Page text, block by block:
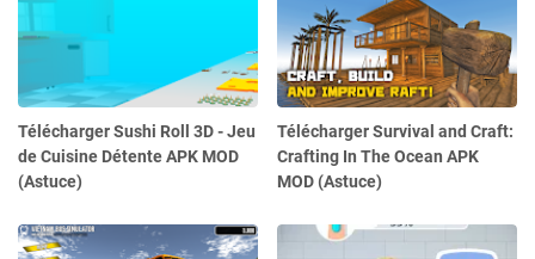
Télécharger Sushi Roll 3D - Jeu
de Cuisine Détente APK MOD
(Astuce)
Télécharger Survival and Craft:
Crafting In The Ocean APK
MOD (Astuce)